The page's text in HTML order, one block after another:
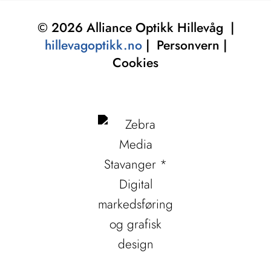
© 2026 Alliance Optikk Hillevåg |
hillevagoptikk.no| Personvern |
Cookies